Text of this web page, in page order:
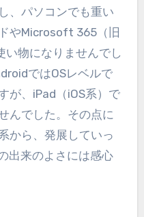
、パソコンでも重い
やMicrosoft 365（旧
物になりませんでし
ではOSレベルで
が、iPad（iOS系）で
んでした。その点に
から、発展していっ
出来のよさには感心